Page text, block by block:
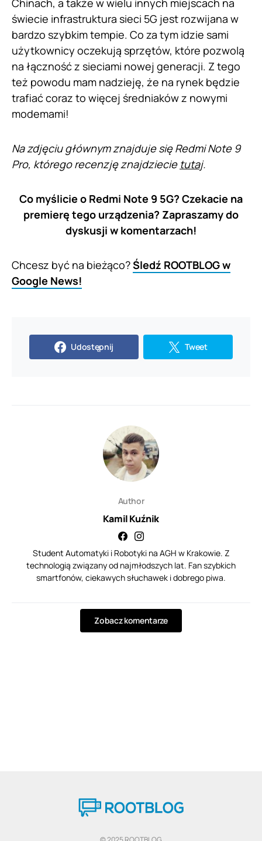
Chinach, a także w wielu innych miejscach na
świecie infrastruktura sieci 5G jest rozwijana w
bardzo szybkim tempie. Co za tym idzie sami
użytkownicy oczekują sprzętów, które pozwolą
na łączność z sieciami nowej generacji. Z tego
też powodu mam nadzieję, że na rynek będzie
trafiać coraz to więcej średniaków z nowymi
modemami!
Na zdjęciu głównym znajduje się Redmi Note 9
Pro, którego recenzję znajdziecie tutaj.
Co myślicie o Redmi Note 9 5G? Czekacie na
premierę tego urządzenia? Zapraszamy do
dyskusji w komentarzach!
Chcesz być na bieżąco?Śledź ROOTBLOG w
Google News!
Udostępnij Tweet
Author
Kamil Kuźnik
Student Automatyki i Robotyki na AGH w Krakowie. Z
technologią związany od najmłodszych lat. Fan szybkich
smartfonów, ciekawych słuchawek i dobrego piwa.
Zobacz komentarze